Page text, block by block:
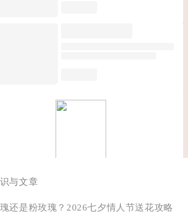
与文章
还是粉玫瑰？2026七夕情人节送花攻略